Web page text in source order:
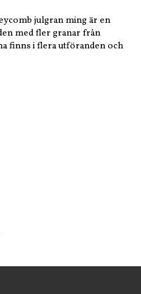
julgran ming är en
med fler granar från
finns i flera utföranden och